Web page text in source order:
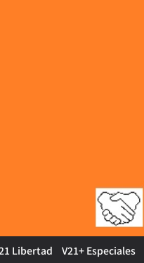
Libertad V21+ Especiales